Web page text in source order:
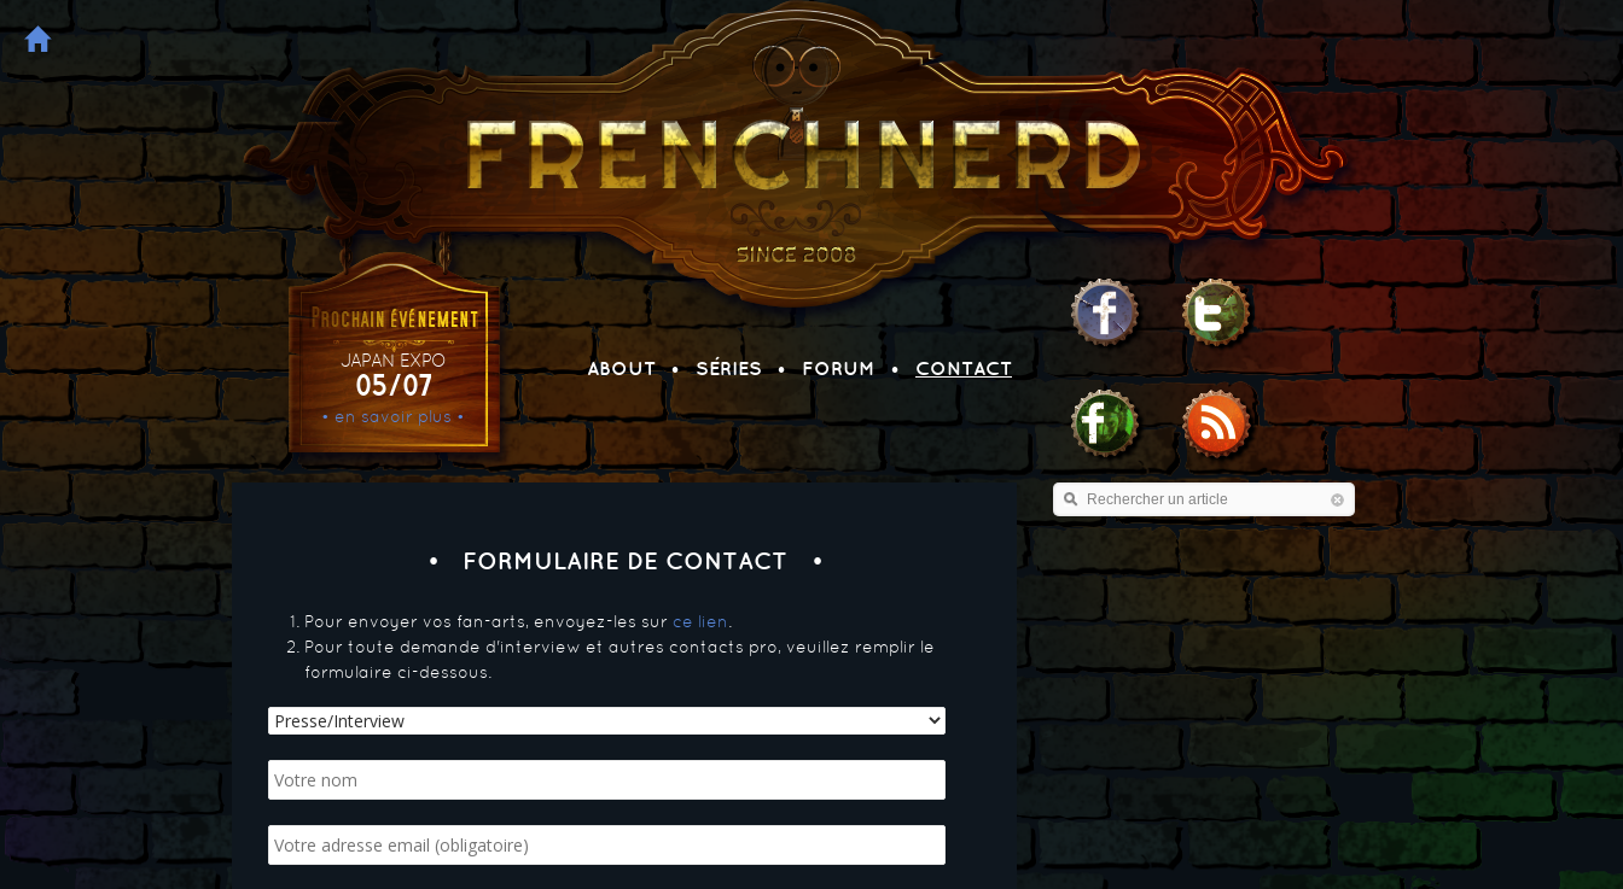
JAPAN EXPO
05/07
• en savoir plus •
ABOUT SÉRIES FORUM CONTACT
FORMULAIRE DE CONTACT
Pour envoyer vos fan-arts, envoyez-les sur ce lien
Pour toute demande d'interview et autres contacts pro, veuillez remplir le
formulaire ci-dessous.
Rechercher un article